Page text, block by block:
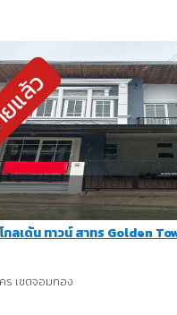
ล้ว
กลเด้น ทาวน์ สาทร Golden
เขตจอมทอง